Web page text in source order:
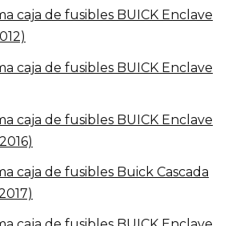
caja de fusibles BUICK Enclave
caja de fusibles BUICK Enclave
caja de fusibles BUICK Enclave
caja de fusibles Buick Cascada